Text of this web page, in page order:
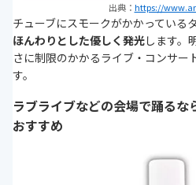
出典： https://
チューブにスモークがかかっている
ほんわりとした優しく発光します。
さに制限のかかるライブ・コンサー
す。
ラブライブなどの会場で踊るな
おすすめ